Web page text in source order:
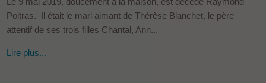
Poitras. Il était le mari aimant de Thérèse Blanchet, le père
attentif de ses trois filles Chantal, Ann...
Lire plus...